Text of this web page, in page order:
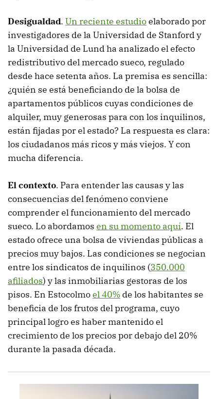
Desigualdad. Un reciente estudioelaborado por
investigadores de la Universidad de Stanford y
la Universidad de Lund ha analizado el efecto
redistributivo del mercado sueco, regulado
desde hace setenta años. La premisa es sencilla:
¿quién se está beneficiando de la bolsa de
apartamentos públicos cuyas condiciones de
alquiler, muy generosas para con los inquilinos,
están fijadas por el estado? La respuesta es clara:
los ciudadanos más ricos y más viejos. Y con
mucha diferencia.
El contexto. Para entender las causas y las
consecuencias del fenómeno conviene
comprender el funcionamiento del mercado
sueco. Lo abordamos en su momento aquí. El
estado ofrece una bolsa de viviendas públicas a
precios muy bajos. Las condiciones se negocian
entre los sindicatos de inquilinos (350.000
afiliados) y las inmobiliarias gestoras de los
pisos. En Estocolmoel 40% de los habitantes se
beneficia de los frutos del programa, cuyo
principal logro es haber mantenido el
crecimiento de los precios por debajo del 20%
durante la pasada década.